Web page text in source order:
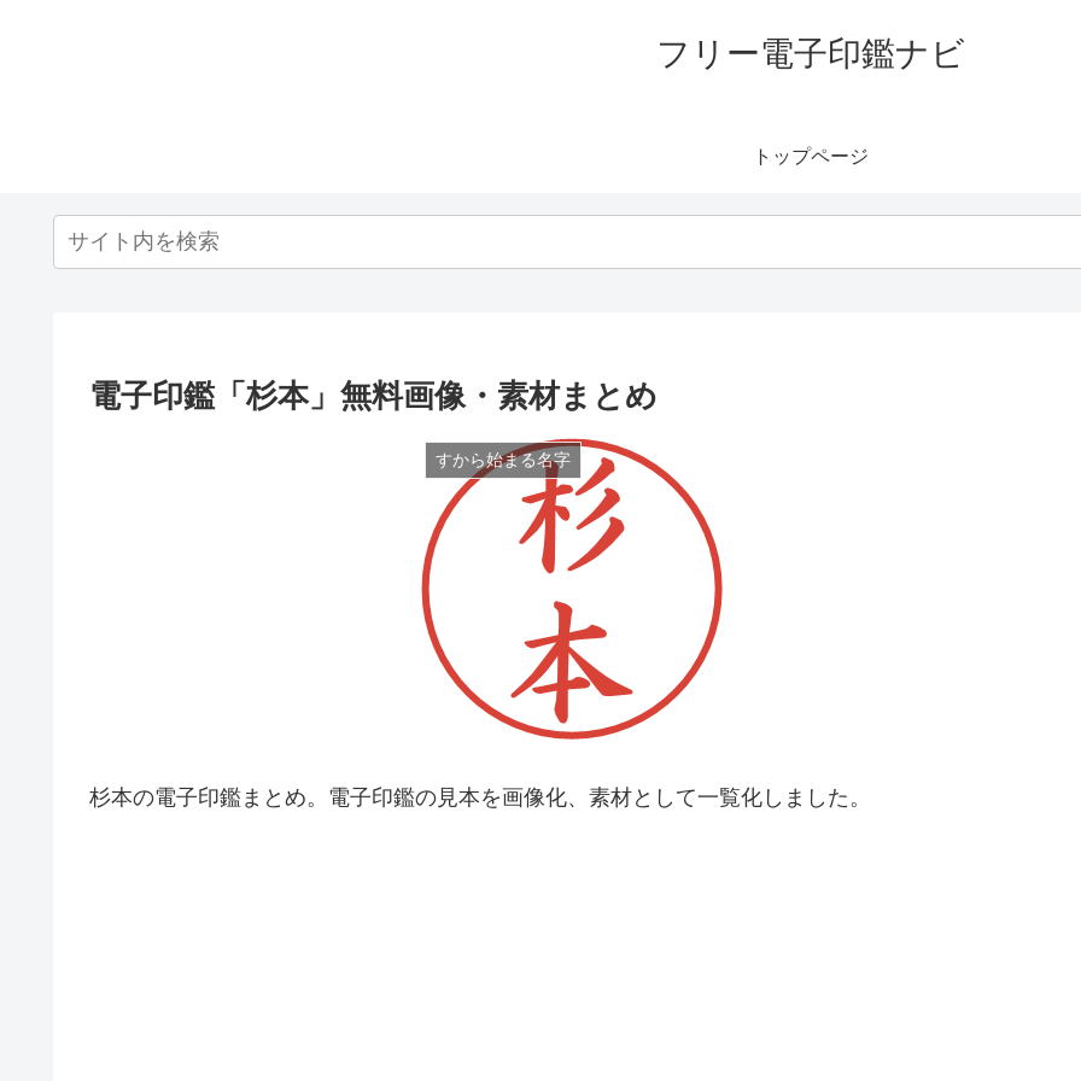
フリー電子印鑑ナビ
トップページ
電子印鑑「杉本」無料画像・素材まとめ
すから始まる名字
杉本の電子印鑑まとめ。電子印鑑の見本を画像化、素材として一覧化しました。